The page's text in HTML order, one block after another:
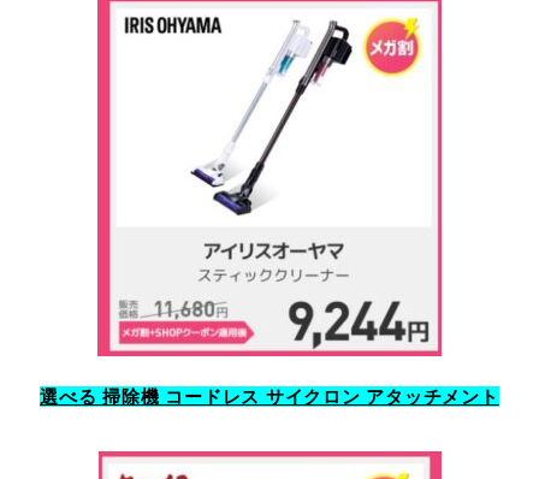
選べる 掃除機 コードレス サイクロン アタッチメント